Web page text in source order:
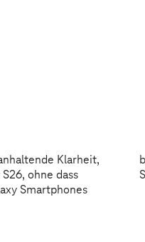
Klarheit,
ohne dass
Smartphones
ist, kann es dein